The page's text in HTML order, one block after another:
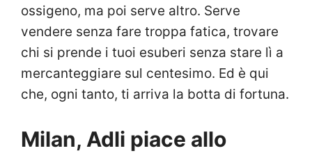
ossigeno, ma poi serve altro. Serve
vendere senza fare troppa fatica, trovare
chi si prende i tuoi esuberi senza stare lì a
mercanteggiare sul centesimo. Ed è qui
che, ogni tanto, ti arriva la botta di fortuna.
Milan, Adli piace allo